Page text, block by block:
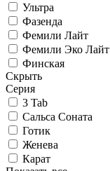
Ультра
Фазенда
Фемили Лайт
Фемили Эко Лайт
Финская
Скрыть
Серия
3 Tab
Сальса Соната
Готик
Женева
Карат